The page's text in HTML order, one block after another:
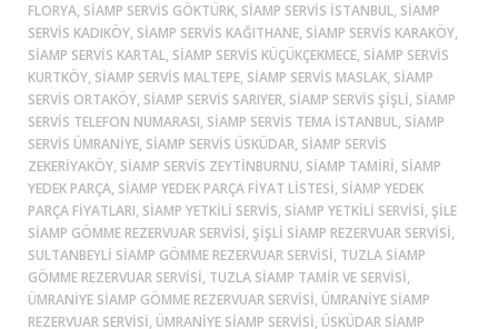
FLORYA, SIAMP SERVIS GÖKTÜRK, SIAMP SERVIS ISTANBUL, SIAMP
SERVIS KADIKÖY, SIAMP SERVIS KAĞITHANE, SIAMP SERVIS KARAKÖY,
SIAMP SERVIS KARTAL, SIAMP SERVIS KÜÇÜKÇEKMECE, SIAMP SERVIS
KURTKÖY, SIAMP SERVIS MALTEPE, SIAMP SERVIS MASLAK, SIAMP
SERVIS ORTAKÖY, SIAMP SERVIS SARIYER, SIAMP SERVIS ŞIŞLI, SIAMP
SERVIS TELEFON NUMARASI, SIAMP SERVIS TEMA ISTANBUL, SIAMP
SERVIS ÜMRANIYE, SIAMP SERVIS ÜSKÜDAR, SIAMP SERVIS
ZEKERIYAKÖY, SIAMP SERVIS ZEYTINBURNU, SIAMP TAMIRI, SIAMP
YEDEK PARÇA, SIAMP YEDEK PARÇA FIYAT LISTESI, SIAMP YEDEK
PARÇA FIYATLARI, SIAMP YETKILI SERVIS, SIAMP YETKILI SERVISI, ŞİLE
SIAMP GÖMME REZERVUAR SERVISI, ŞIŞLI SIAMP REZERVUAR SERVISI,
SULTANBEYLİ SIAMP GÖMME REZERVUAR SERVISI, TUZLA SIAMP
GÖMME REZERVUAR SERVISI, TUZLA SIAMP TAMIR VE SERVISI,
ÜMRANIYE SIAMP GÖMME REZERVUAR SERVISI, ÜMRANIYE SIAMP
REZERVUAR SERVISI, ÜMRANIYE SIAMP SERVISI, ÜSKÜDAR SIAMP